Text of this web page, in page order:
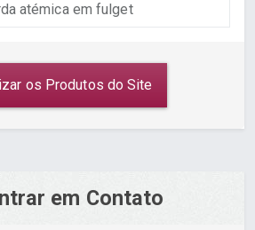
atémica em fulget
os Produtos do Site
em Contato